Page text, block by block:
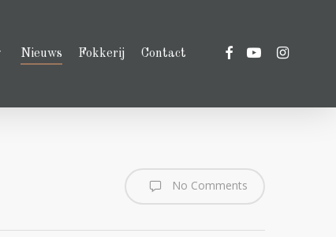
Nieuws Fokkerij Contact facebookyoutubeinstagram
No Comments